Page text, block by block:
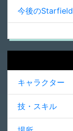
今後の
キャラクター
技・スキル